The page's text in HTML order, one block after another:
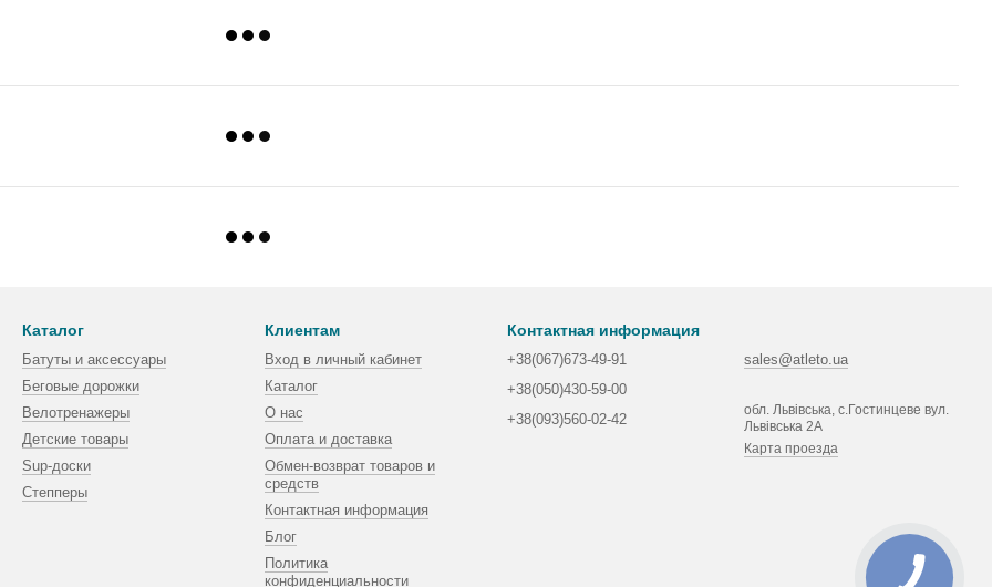
Каталог
Батуты и аксессуары
Беговые дорожки
Велотренажеры
Детские товары
Sup-доски
Степперы
Клиентам
Вход в личный кабинет
Каталог
О нас
Оплата и доставка
Обмен-возврат товаров и
средств
Контактная информация
Блог
Политика
конфиденциальности
Контактная информация
+38(067)673-49-91
+38(050)430-59-00
+38(093)560-02-42
sales@atleto.ua
обл. Львівська, с.Гостинцеве вул.
Львівська 2А
Карта проезда